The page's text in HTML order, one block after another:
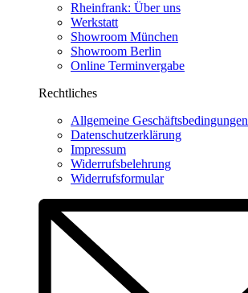
Rheinfrank: Über uns
Werkstatt
Showroom München
Showroom Berlin
Online Terminvergabe
Rechtliches
Allgemeine Geschäftsbedingungen
Datenschutzerklärung
Impressum
Widerrufsbelehrung
Widerrufsformular